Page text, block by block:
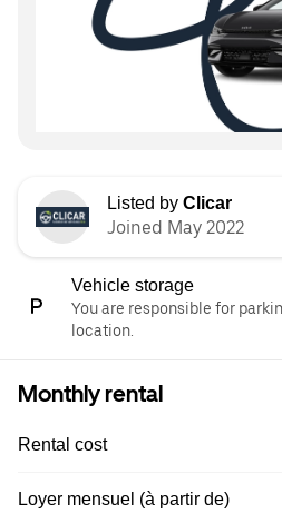
Listed by Clicar
Joined May 2022
Vehicle storage
You are responsible for
location.
Monthly rental
Rental cost
Loyer mensuel (à partir de)